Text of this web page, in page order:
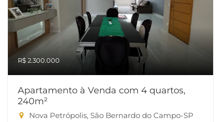
R$ 2.300.000
Apartamento à Venda com 4 quartos,
240m²
Nova Petrópolis, São Bernardo do Campo-SP